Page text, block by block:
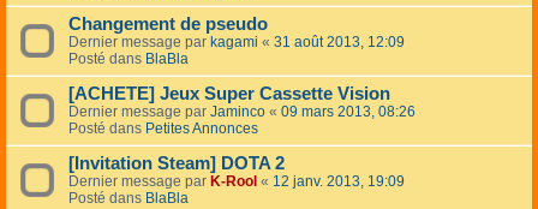
Changement de pseudo
Dernier message par kagami « 31 août 2013, 12:09
Posté dans BlaBla
[ACHETE] Jeux Super Cassette Vision
Dernier message par Jaminco « 09 mars 2013, 08:26
Posté dans Petites Annonces
[Invitation Steam] DOTA 2
Dernier message par K-Rool « 12 janv. 2013, 19:09
Posté dans BlaBla